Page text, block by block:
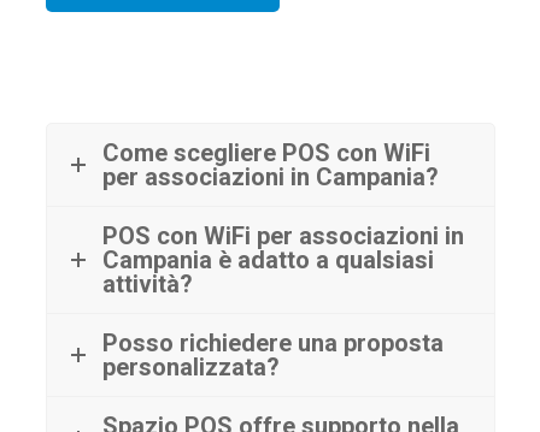
Come scegliere POS con WiFi
per associazioni in Campania?
POS con WiFi per associazioni in
Campania è adatto a qualsiasi
attività?
Posso richiedere una proposta
personalizzata?
Spazio POS offre supporto nella